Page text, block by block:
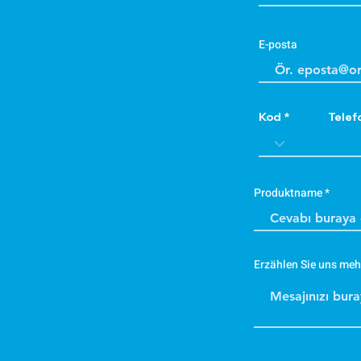
E-posta
Kod
Produktname
Erzählen Sie uns